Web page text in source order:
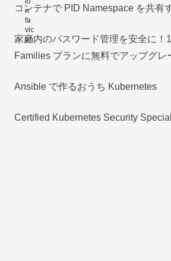
コンテナで PID Namespace を共有
家庭内のパスワード管理を安全に！
Families プランに無料でアップグレ
Ansible で作るおうち Kubernetes
Certified Kubernetes Security